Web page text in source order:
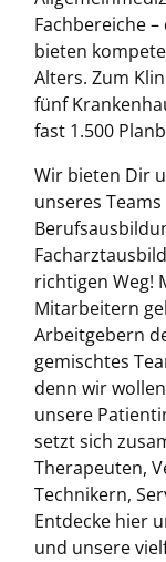
Fachbereiche
bieten
Alters. Zum
fünf
fast 1.500
Wir bieten Dir
unseres
richtigen Weg!
Mitarbeitern
Arbeitgebern
gemischtes
denn wir
unsere
setzt sich
Therapeuten,
Technikern,
Entdecke hier
und unsere